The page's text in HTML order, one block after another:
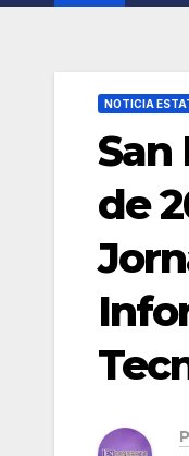
NOTICIA
San
de